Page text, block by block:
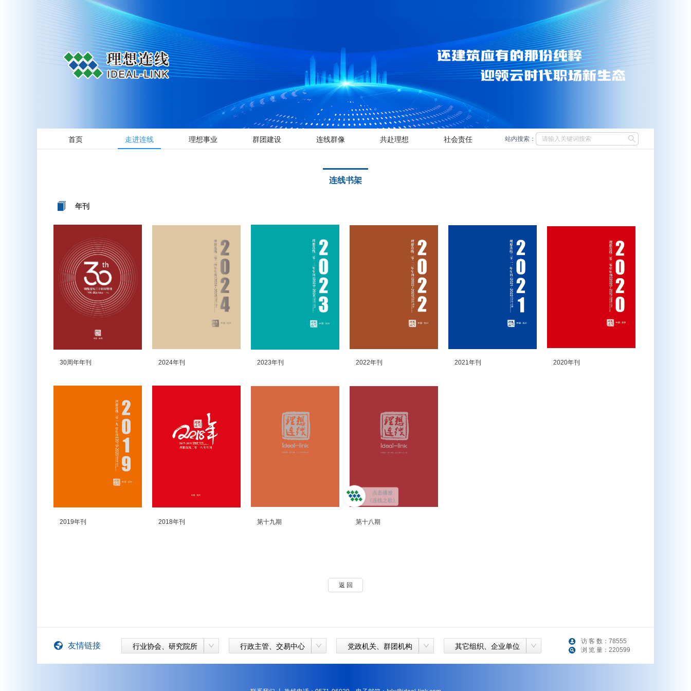
首页 走进连线 理想事业 群团建设 连线群像 共赴理想 社会责任 站内搜索：
连线书架
年刊
30周年年刊 2024年刊 2023年刊 2022年刊 2021年刊 2020年刊
2019年刊 2018年刊 第十九期 第十八期
返 回
友情链接 行业协会、研究院所 行政主管、交易中心 党政机关、群团机构 其它组织、企业单位
访 客 数： 78555
浏 览 量： 220599
点击播放
《连线之歌》